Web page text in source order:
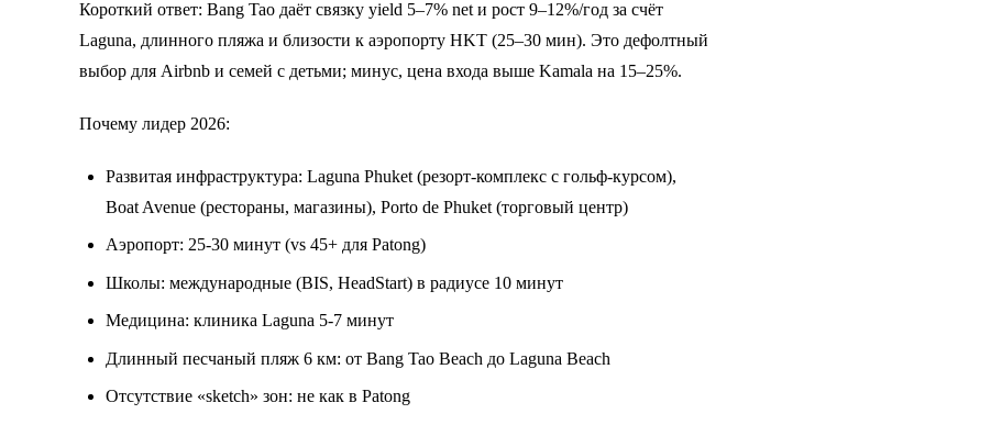
Короткий ответ: Bang Tao даёт связку yield 5–7% net и рост 9–12%/год за счёт
Laguna, длинного пляжа и близости к аэропорту HKT (25–30 мин). Это дефолтный
выбор для Airbnb и семей с детьми; минус, цена входа выше Kamala на 15–25%.
Почему лидер 2026:
Развитая инфраструктура: Laguna Phuket (резорт-комплекс с гольф-курсом),
Boat Avenue (рестораны, магазины), Porto de Phuket (торговый центр)
Аэропорт: 25-30 минут (vs 45+ для Patong)
Школы: международные (BIS, HeadStart) в радиусе 10 минут
Медицина: клиника Laguna 5-7 минут
Длинный песчаный пляж 6 км: от Bang Tao Beach до Laguna Beach
Отсутствие «sketch» зон: не как в Patong